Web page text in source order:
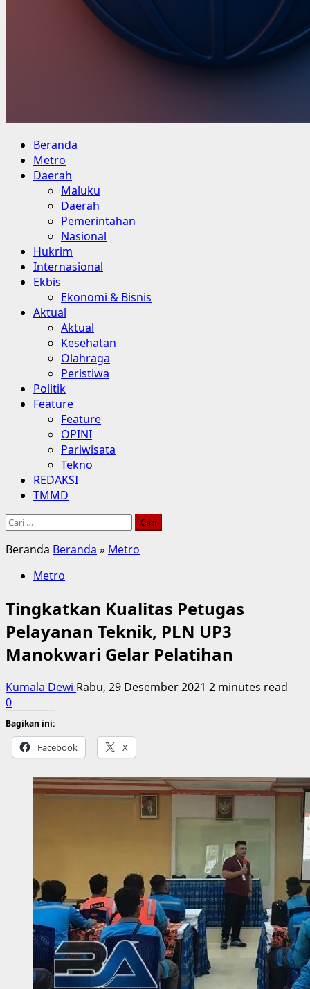
Primary
Menu
Beranda
Metro
Daerah
Maluku
Daerah
Pemerintahan
Nasional
Hukrim
Internasional
Ekbis
Ekonomi & Bisnis
Aktual
Aktual
Kesehatan
Olahraga
Peristiwa
Politik
Feature
Feature
OPINI
Pariwisata
Tekno
REDAKSI
TMMD
Cari
Beranda Beranda » Metro
Metro
Tingkatkan Kualitas Petugas
Pelayanan Teknik, PLN UP3
Manokwari Gelar Pelatihan
Kumala Dewi Rabu, 29 Desember 2021 2 minutes read
0
Bagikan ini:
Facebook X